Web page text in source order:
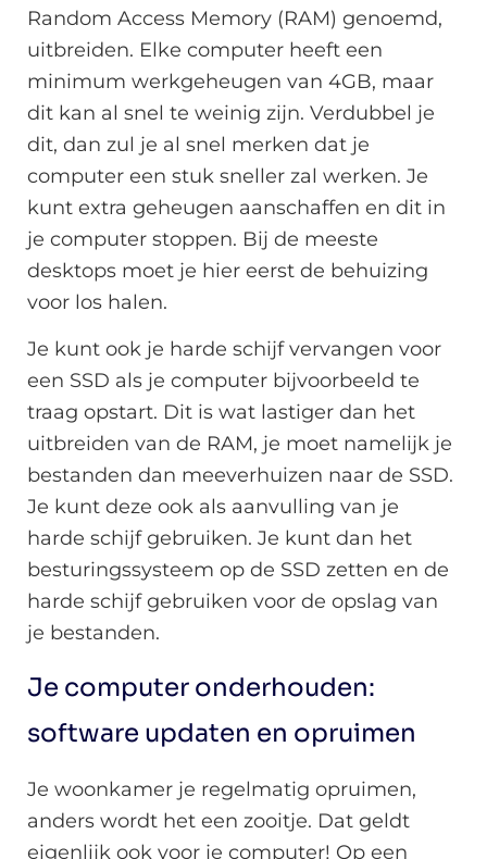
Random Access Memory (RAM) genoemd,
uitbreiden. Elke computer heeft een
minimum werkgeheugen van 4GB, maar
dit kan al snel te weinig zijn. Verdubbel je
dit, dan zul je al snel merken dat je
computer een stuk sneller zal werken. Je
kunt extra geheugen aanschaffen en dit in
je computer stoppen. Bij de meeste
desktops moet je hier eerst de behuizing
voor los halen.
Je kunt ook je harde schijf vervangen voor
een SSD als je computer bijvoorbeeld te
traag opstart. Dit is wat lastiger dan het
uitbreiden van de RAM, je moet namelijk je
bestanden dan meeverhuizen naar de SSD.
Je kunt deze ook als aanvulling van je
harde schijf gebruiken. Je kunt dan het
besturingssysteem op de SSD zetten en de
harde schijf gebruiken voor de opslag van
je bestanden.
Je computer onderhouden:
software updaten en opruimen
Je woonkamer je regelmatig opruimen,
anders wordt het een zooitje. Dat geldt
eigenlijk ook voor je computer! Op een